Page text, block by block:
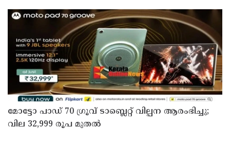
മോട്ടോ പാഡ് 70 ഗ്രൂവ് ടാബ്ലെറ്റ് വില്പന ആരംഭിച്ചു;
വില 32,999 രൂപ മുതൽ